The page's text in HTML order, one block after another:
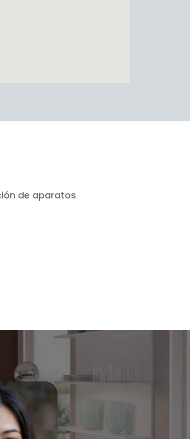
de aparatos